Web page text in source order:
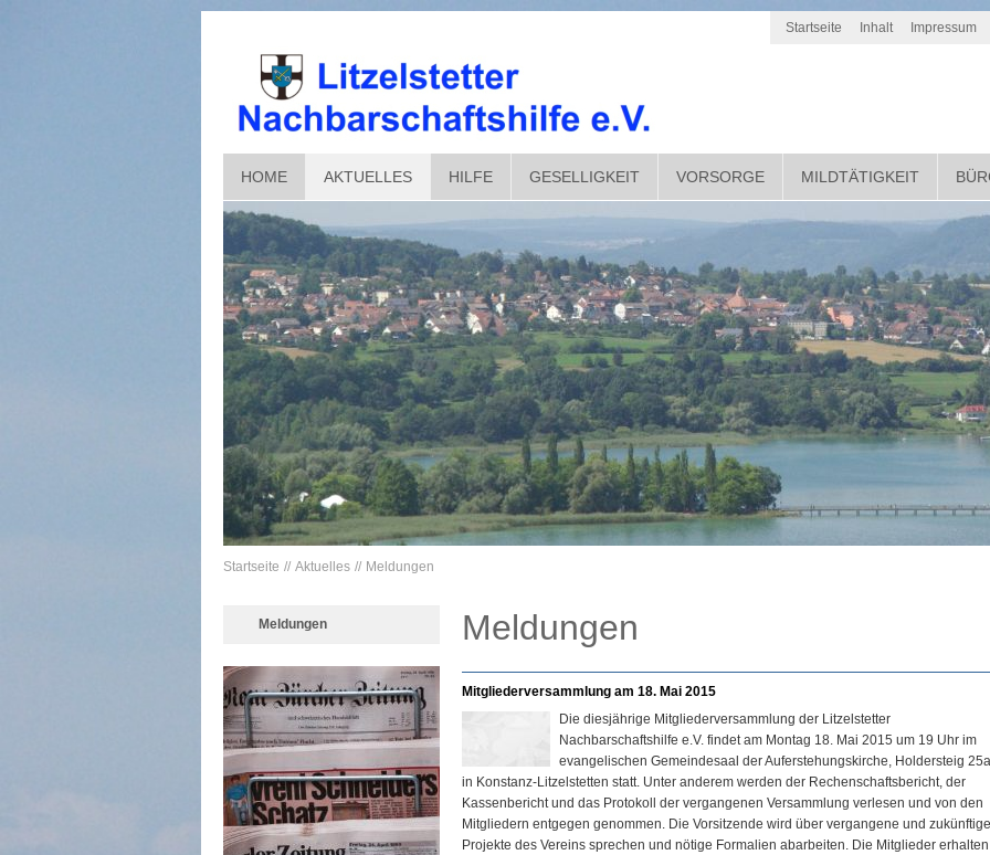
Startseite Inhalt Impressum
HOME AKTUELLES HILFE GESELLIGKEIT VORSORGE MILDTÄTIGKEIT
Startseite Aktuelles Meldungen
Meldungen Meldungen
Mitgliederversammlung am 18. Mai 2015
Die diesjährige Mitgliederversammlung der Litzelstetter
Nachbarschaftshilfe e.V. findet am Montag 18. Mai 2015 um 19 Uhr im
evangelischen Gemeindesaal der Auferstehungskirche, Holdersteig
in Konstanz-Litzelstetten statt. Unter anderem werden der Rechenschaftsbericht, der
Kassenbericht und das Protokoll der vergangenen Versammlung verlesen und von den
Mitgliedern entgegen genommen. Die Vorsitzende wird über vergangene und
Projekte des Vereins sprechen und nötige Formalien abarbeiten. Die Mitglieder erhalten